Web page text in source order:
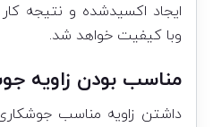
ایجاد اکسیدشده و نتیجه
وبا کیفیت خواهد شد.
مناسب بودن زاویه
داشتن زاویه مناسب جوشکاری